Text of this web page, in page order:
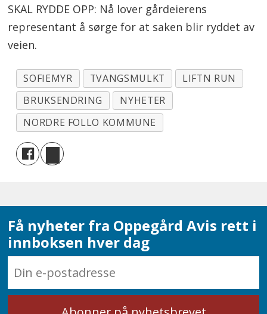
SKAL RYDDE OPP: Nå lover gårdeierens
representant å sørge for at saken blir ryddet av
veien.
SOFIEMYR TVANGSMULKT
LIFTN RUN
BRUKSENDRING
NYHETER
NORDRE FOLLO KOMMUNE
Få nyheter fra Oppegård Avis rett i
innboksen hver dag